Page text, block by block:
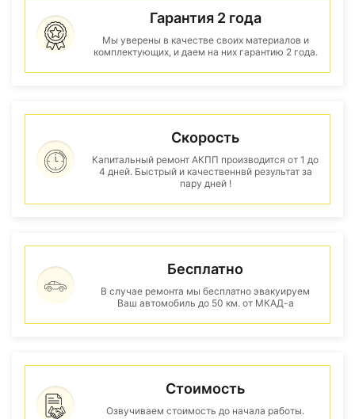
Гарантия 2 года
Мы уверены в качестве своих материалов и
комплектующих, и даем на них гарантию 2 года.
Скорость
Капитальный ремонт АКПП производится от 1 до
4 дней. Быстрый и качественнвй результат за
пару дней !
Бесплатно
В случае ремонта мы бесплатно эвакуируем
Ваш автомобиль до 50 км. от МКАД-а
Стоимость
Озвучиваем стоимость до начала работы.